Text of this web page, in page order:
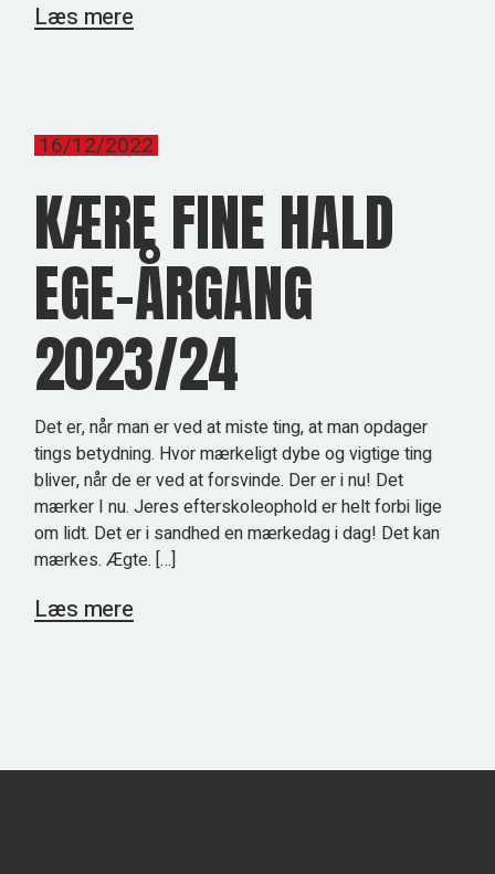
Læs mere
16/12/2022
KÆRE FINE HALD
EGE-ÅRGANG
2023/24
Det er, når man er ved at miste ting, at man opdager
tings betydning. Hvor mærkeligt dybe og vigtige ting
bliver, når de er ved at forsvinde. Der er i nu! Det
mærker I nu. Jeres efterskoleophold er helt forbi lige
om lidt. Det er i sandhed en mærkedag i dag! Det kan
mærkes. Ægte. […]
Læs mere